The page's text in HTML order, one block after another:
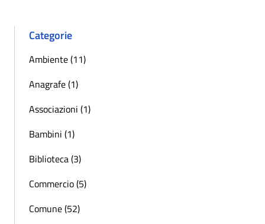
Categorie
Ambiente (11)
Anagrafe (1)
Associazioni (1)
Bambini (1)
Biblioteca (3)
Commercio (5)
Comune (52)